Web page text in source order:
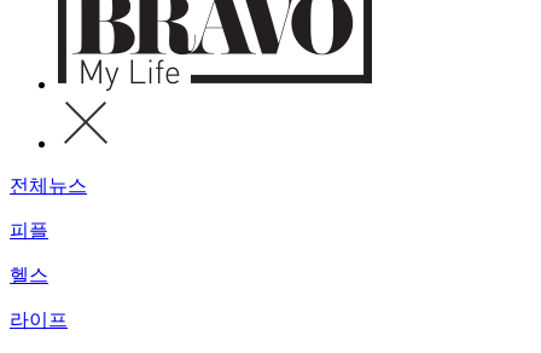
전체뉴스
피플
헬스
라이프